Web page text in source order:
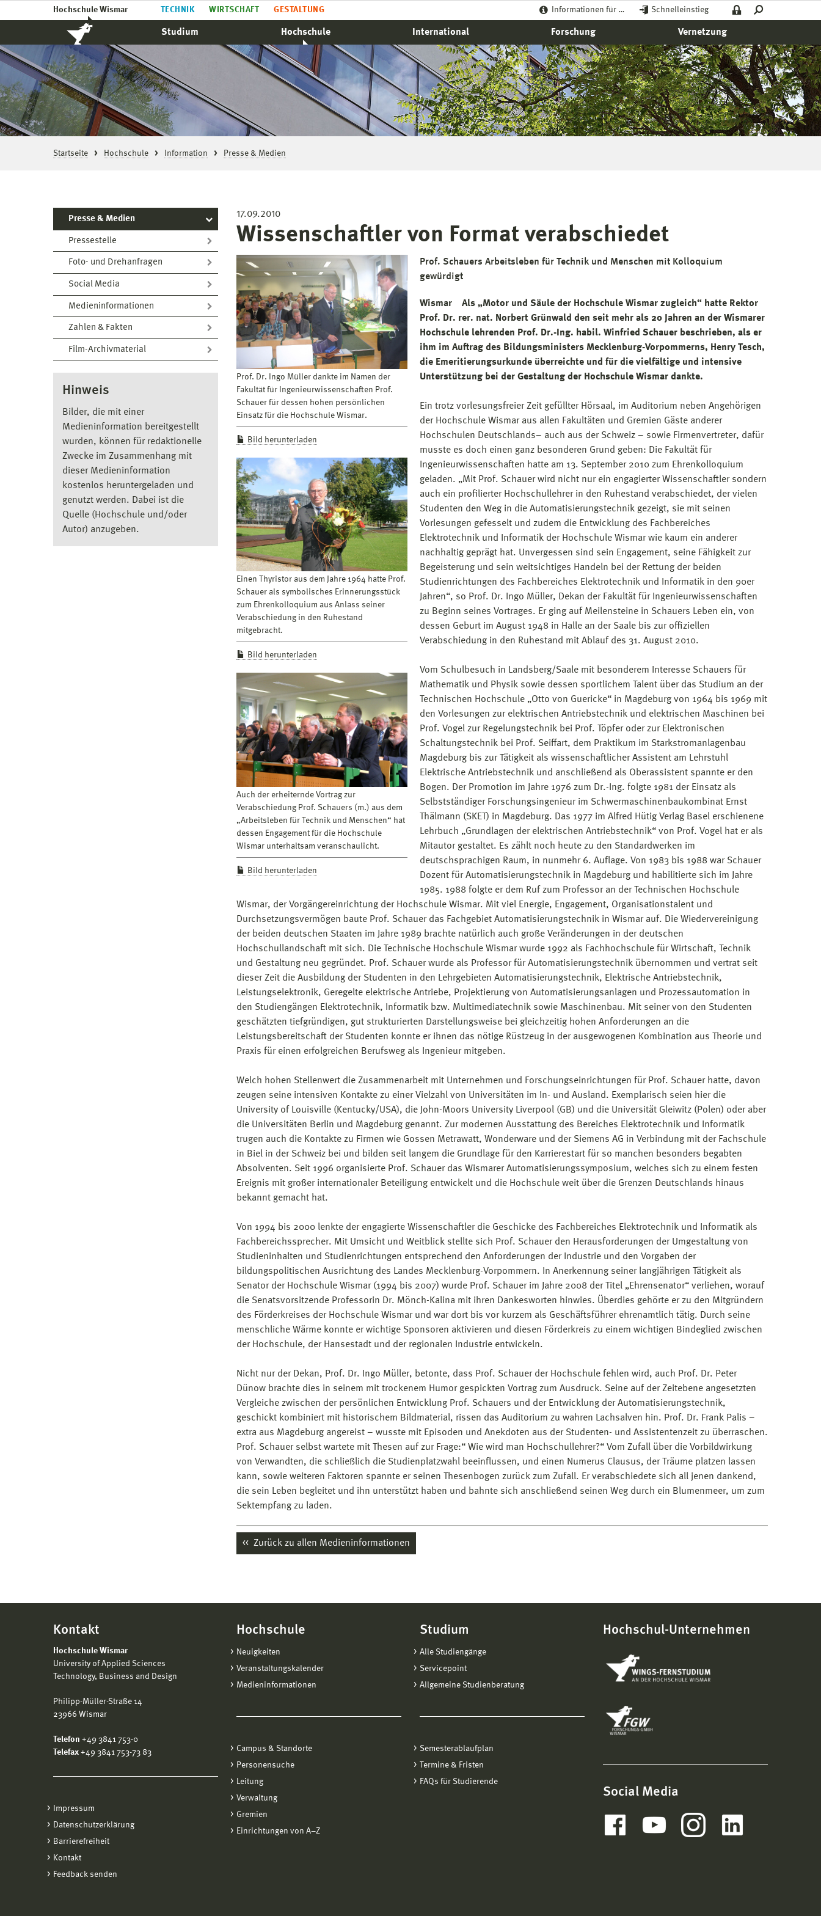
Hochschule Wismar TECHNIK WIRTSCHAFT GESTALTUNG Informationen für … Schnelleinstieg
Studium Hochschule International Forschung Vernetzung
Startseite Hochschule Information Presse & Medien
Presse & Medien
Pressestelle
Foto- und Drehanfragen
Social Media
Medieninformationen
Zahlen & Fakten
Film-Archivmaterial
Hinweis
Bilder, die mit einer
Medieninformation bereitgestellt
wurden, können für redaktionelle
Zwecke im Zusammenhang mit
dieser Medieninformation
kostenlos heruntergeladen und
genutzt werden. Dabei ist die
Quelle (Hochschule und/oder
Autor) anzugeben.
17.09.2010
Wissenschaftler von Format verabschiedet
Prof. Dr. Ingo Müller dankte im Namen der
Fakultät für Ingenieurwissenschaften Prof.
Schauer für dessen hohen persönlichen
Einsatz für die Hochschule Wismar.
Bild herunterladen
Einen Thyristor aus dem Jahre 1964 hatte Prof.
Schauer als symbolisches Erinnerungsstück
zum Ehrenkolloquium aus Anlass seiner
Verabschiedung in den Ruhestand
mitgebracht.
Bild herunterladen
Auch der erheiternde Vortrag zur
Verabschiedung Prof. Schauers (m.) aus dem
„Arbeitsleben für Technik und Menschen“ hat
dessen Engagement für die Hochschule
Wismar unterhaltsam veranschaulicht.
Bild herunterladen
Prof. Schauers Arbeitsleben für Technik und Menschen mit Kolloquium
gewürdigt
Wismar Als „Motor und Säule der Hochschule Wismar zugleich“ hatte Rektor
Prof. Dr. rer. nat. Norbert Grünwald den seit mehr als 20 Jahren an der Wismarer
Hochschule lehrenden Prof. Dr.-Ing. habil. Winfried Schauer beschrieben, als er
ihm im Auftrag des Bildungsministers Mecklenburg-Vorpommerns, Henry Tesch,
die Emeritierungsurkunde überreichte und für die vielfältige und intensive
Unterstützung bei der Gestaltung der Hochschule Wismar dankte.
Ein trotz vorlesungsfreier Zeit gefüllter Hörsaal, im Auditorium neben Angehörigen
der Hochschule Wismar aus allen Fakultäten und Gremien Gäste anderer
Hochschulen Deutschlands– auch aus der Schweiz – sowie Firmenvertreter, dafür
musste es doch einen ganz besonderen Grund geben: Die Fakultät für
Ingenieurwissenschaften hatte am 13. September 2010 zum Ehrenkolloquium
geladen. „Mit Prof. Schauer wird nicht nur ein engagierter Wissenschaftler sondern
auch ein profilierter Hochschullehrer in den Ruhestand verabschiedet, der vielen
Studenten den Weg in die Automatisierungstechnik gezeigt, sie mit seinen
Vorlesungen gefesselt und zudem die Entwicklung des Fachbereiches
Elektrotechnik und Informatik der Hochschule Wismar wie kaum ein anderer
nachhaltig geprägt hat. Unvergessen sind sein Engagement, seine Fähigkeit zur
Begeisterung und sein weitsichtiges Handeln bei der Rettung der beiden
Studienrichtungen des Fachbereiches Elektrotechnik und Informatik in den 90er
Jahren“, so Prof. Dr. Ingo Müller, Dekan der Fakultät für Ingenieurwissenschaften
zu Beginn seines Vortrages. Er ging auf Meilensteine in Schauers Leben ein, von
dessen Geburt im August 1948 in Halle an der Saale bis zur offiziellen
Verabschiedung in den Ruhestand mit Ablauf des 31. August 2010.
Vom Schulbesuch in Landsberg/Saale mit besonderem Interesse Schauers für
Mathematik und Physik sowie dessen sportlichem Talent über das Studium an der
Technischen Hochschule „Otto von Guericke“ in Magdeburg von 1964 bis 1969 mit
den Vorlesungen zur elektrischen Antriebstechnik und elektrischen Maschinen bei
Prof. Vogel zur Regelungstechnik bei Prof. Töpfer oder zur Elektronischen
Schaltungstechnik bei Prof. Seiffart, dem Praktikum im Starkstromanlagenbau
Magdeburg bis zur Tätigkeit als wissenschaftlicher Assistent am Lehrstuhl
Elektrische Antriebstechnik und anschließend als Oberassistent spannte er den
Bogen. Der Promotion im Jahre 1976 zum Dr.-Ing. folgte 1981 der Einsatz als
Selbstständiger Forschungsingenieur im Schwermaschinenbaukombinat Ernst
Thälmann (SKET) in Magdeburg. Das 1977 im Alfred Hütig Verlag Basel erschienene
Lehrbuch „Grundlagen der elektrischen Antriebstechnik“ von Prof. Vogel hat er als
Mitautor gestaltet. Es zählt noch heute zu den Standardwerken im
deutschsprachigen Raum, in nunmehr 6. Auflage. Von 1983 bis 1988 war Schauer
Dozent für Automatisierungstechnik in Magdeburg und habilitierte sich im Jahre
1985. 1988 folgte er dem Ruf zum Professor an der Technischen Hochschule
Wismar, der Vorgängereinrichtung der Hochschule Wismar. Mit viel Energie, Engagement, Organisationstalent und
Durchsetzungsvermögen baute Prof. Schauer das Fachgebiet Automatisierungstechnik in Wismar auf. Die Wiedervereinigung
der beiden deutschen Staaten im Jahre 1989 brachte natürlich auch große Veränderungen in der deutschen
Hochschullandschaft mit sich. Die Technische Hochschule Wismar wurde 1992 als Fachhochschule für Wirtschaft, Technik
und Gestaltung neu gegründet. Prof. Schauer wurde als Professor für Automatisierungstechnik übernommen und vertrat seit
dieser Zeit die Ausbildung der Studenten in den Lehrgebieten Automatisierungstechnik, Elektrische Antriebstechnik,
Leistungselektronik, Geregelte elektrische Antriebe, Projektierung von Automatisierungsanlagen und Prozessautomation in
den Studiengängen Elektrotechnik, Informatik bzw. Multimediatechnik sowie Maschinenbau. Mit seiner von den Studenten
geschätzten tiefgründigen, gut strukturierten Darstellungsweise bei gleichzeitig hohen Anforderungen an die
Leistungsbereitschaft der Studenten konnte er ihnen das nötige Rüstzeug in der ausgewogenen Kombination aus Theorie und
Praxis für einen erfolgreichen Berufsweg als Ingenieur mitgeben.
Welch hohen Stellenwert die Zusammenarbeit mit Unternehmen und Forschungseinrichtungen für Prof. Schauer hatte, davon
zeugen seine intensiven Kontakte zu einer Vielzahl von Universitäten im In- und Ausland. Exemplarisch seien hier die
University of Louisville (Kentucky/USA), die John-Moors University Liverpool (GB) und die Universität Gleiwitz (Polen) oder aber
die Universitäten Berlin und Magdeburg genannt. Zur modernen Ausstattung des Bereiches Elektrotechnik und Informatik
trugen auch die Kontakte zu Firmen wie Gossen Metrawatt, Wonderware und der Siemens AG in Verbindung mit der Fachschule
in Biel in der Schweiz bei und bilden seit langem die Grundlage für den Karrierestart für so manchen besonders begabten
Absolventen. Seit 1996 organisierte Prof. Schauer das Wismarer Automatisierungssymposium, welches sich zu einem festen
Ereignis mit großer internationaler Beteiligung entwickelt und die Hochschule weit über die Grenzen Deutschlands hinaus
bekannt gemacht hat.
Von 1994 bis 2000 lenkte der engagierte Wissenschaftler die Geschicke des Fachbereiches Elektrotechnik und Informatik als
Fachbereichssprecher. Mit Umsicht und Weitblick stellte sich Prof. Schauer den Herausforderungen der Umgestaltung von
Studieninhalten und Studienrichtungen entsprechend den Anforderungen der Industrie und den Vorgaben der
bildungspolitischen Ausrichtung des Landes Mecklenburg-Vorpommern. In Anerkennung seiner langjährigen Tätigkeit als
Senator der Hochschule Wismar (1994 bis 2007) wurde Prof. Schauer im Jahre 2008 der Titel „Ehrensenator“ verliehen, worauf
die Senatsvorsitzende Professorin Dr. Mönch-Kalina mit ihren Dankesworten hinwies. Überdies gehörte er zu den Mitgründern
des Förderkreises der Hochschule Wismar und war dort bis vor kurzem als Geschäftsführer ehrenamtlich tätig. Durch seine
menschliche Wärme konnte er wichtige Sponsoren aktivieren und diesen Förderkreis zu einem wichtigen Bindeglied zwischen
der Hochschule, der Hansestadt und der regionalen Industrie entwickeln.
Nicht nur der Dekan, Prof. Dr. Ingo Müller, betonte, dass Prof. Schauer der Hochschule fehlen wird, auch Prof. Dr. Peter
Dünow brachte dies in seinem mit trockenem Humor gespickten Vortrag zum Ausdruck. Seine auf der Zeitebene angesetzten
Vergleiche zwischen der persönlichen Entwicklung Prof. Schauers und der Entwicklung der Automatisierungstechnik,
geschickt kombiniert mit historischem Bildmaterial, rissen das Auditorium zu wahren Lachsalven hin. Prof. Dr. Frank Palis –
extra aus Magdeburg angereist – wusste mit Episoden und Anekdoten aus der Studenten- und Assistentenzeit zu überraschen.
Prof. Schauer selbst wartete mit Thesen auf zur Frage:“ Wie wird man Hochschullehrer?“ Vom Zufall über die Vorbildwirkung
von Verwandten, die schließlich die Studienplatzwahl beeinflussen, und einen Numerus Clausus, der Träume platzen lassen
kann, sowie weiteren Faktoren spannte er seinen Thesenbogen zurück zum Zufall. Er verabschiedete sich all jenen dankend,
die sein Leben begleitet und ihn unterstützt haben und bahnte sich anschließend seinen Weg durch ein Blumenmeer, um zum
Sektempfang zu laden.
Zurück zu allen Medieninformationen
Kontakt
Hochschule Wismar
University of Applied Sciences
Technology, Business and Design
Philipp-Müller-Straße 14
23966 Wismar
Telefon +49 3841 753-0
Telefax +49 3841 753-73 83
Impressum
Datenschutzerklärung
Barrierefreiheit
Kontakt
Feedback senden
Hochschule
Neuigkeiten
Veranstaltungskalender
Medieninformationen
Campus & Standorte
Personensuche
Leitung
Verwaltung
Gremien
Einrichtungen von A−Z
Studium
Alle Studiengänge
Servicepoint
Allgemeine Studienberatung
Semesterablaufplan
Termine & Fristen
FAQs für Studierende
Hochschul-Unternehmen
Social Media